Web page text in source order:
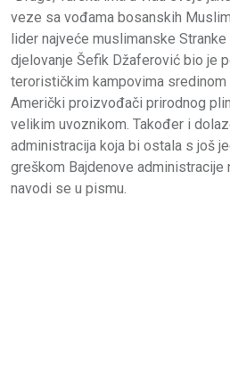
veze sa vođama bosanskih
lider najveće muslimanske
djelovanje Šefik Džaferović bio je
terorističkim kampovima sredinom
Američki proizvođači prirodnog
velikim uvoznikom. Također i
administracija koja bi ostala s još
greškom Bajdenove administracije
navodi se u pismu.